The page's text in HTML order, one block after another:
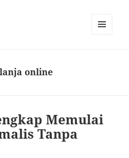
online
Memulai
Tanpa